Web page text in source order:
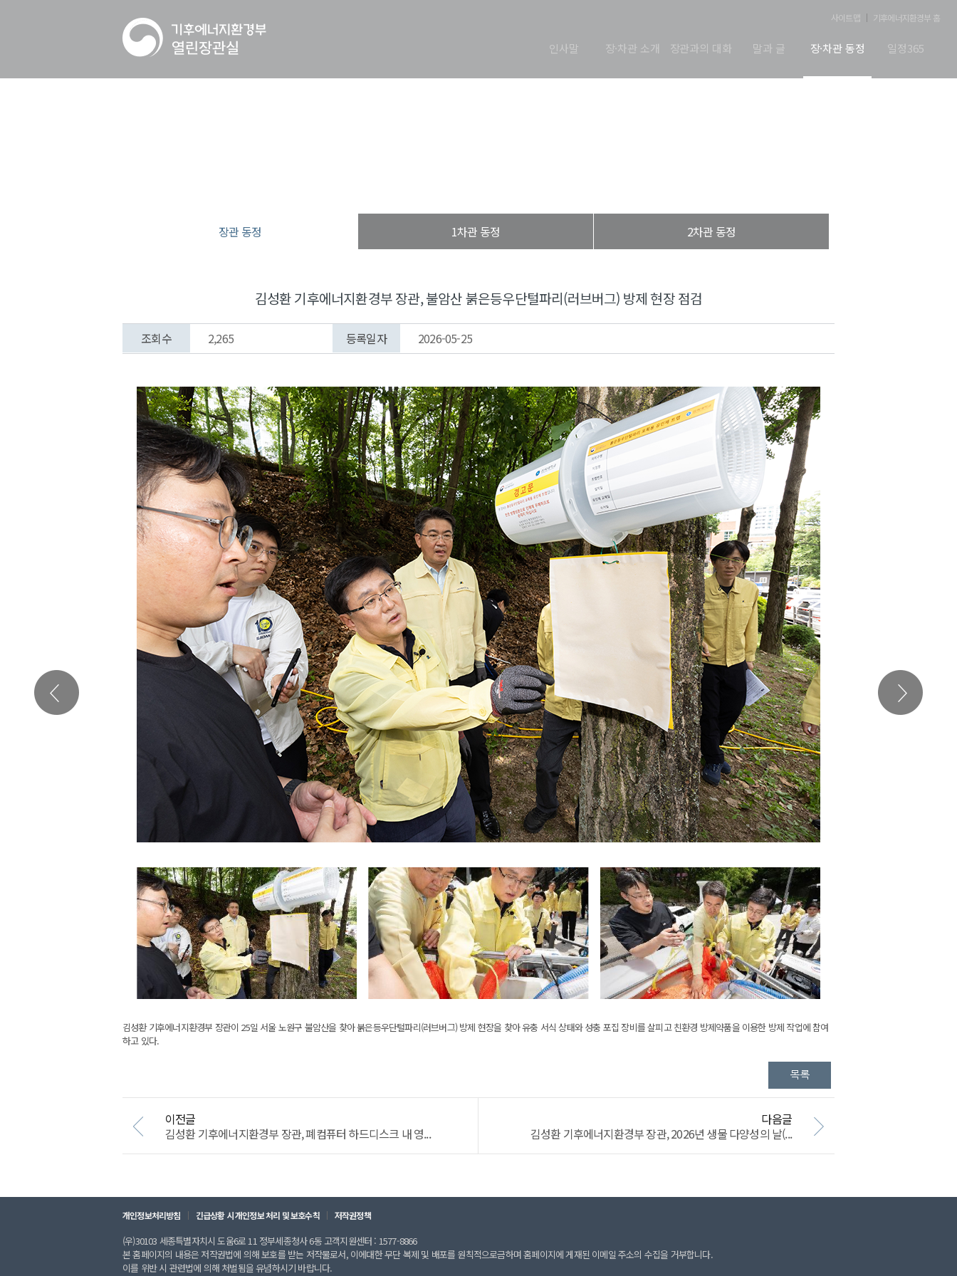
사이트맵 기후에너지환경부 홈
인사말 장·차관 소개 장관과의 대화 말과 글 장·차관 동정 일정365
장관 동정 1차관 동정 2차관 동정
김성환 기후에너지환경부 장관, 불암산 붉은등우단털파리(러브버그) 방제 현장 점검
조회수 2,265 등록일자 2026-05-25
김성환 기후에너지환경부 장관이 25일 서울 노원구 불암산을 찾아 붉은등우단털파리(러브버그) 방제 현장을 찾아 유충 서식 상태와 성충 포집 장비를 살피고 친환경 방제약품을 이용한 방제 작업에 참여
하고 있다.
이전글
김성환 기후에너지환경부 장관, 폐컴퓨터 하드디스크 내 영...
다음글
김성환 기후에너지환경부 장관, 2026년 생물 다양성의 날(...
개인정보처리방침 긴급상황 시 개인정보 처리 및 보호수칙 저작권정책
(우)30103 세종특별자치시 도움6로 11 정부세종청사 6동 고객지원센터 : 1577-8866
본 홈페이지의 내용은 저작권법에 의해 보호를 받는 저작물로서, 이에대한 무단 복제 및 배포를 원칙적으로금하며 홈페이지에 게재된 이메일 주소의 수집을 거부합니다.
이를 위반 시 관련법에 의해 처벌됨을 유념하시기 바랍니다.